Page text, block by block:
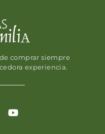
comprar siempre
experiencia.